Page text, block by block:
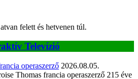
felett és hetvenen túl.
Televízió
operaszerző 2026.08.05.
Thomas francia operaszerző 215 éve